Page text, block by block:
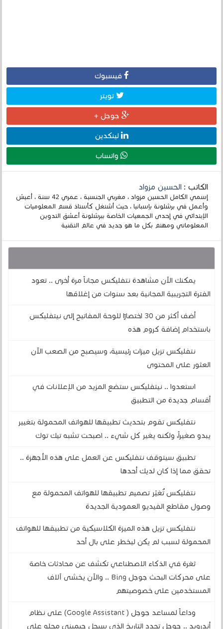
فيسبوك
تويتر
جوجل +
لينكدين
واتساب
الكاتب :الحسين مزواد
إسمي الكامل الحسين مزواد ، مغربي الجنسية ، عمري 42 سنة ، أعيش
وأعمل في برشلونة بإسبانيا ، حيث أشتغل كأستاذ قسم المعلوميات
الإبتدائي في إحدى الجمعيات الخاصة ببرشلونة أعشق التدوين
المعلوماتي ومهتم بكل ما هو جديد في عالم التقنية
يمكنك الآن مشاهدة نتفليكس مجاناً مرة أخرى .. تعود
الفترة التجريبية المجانية بعد سنوات من إغلاقها
أضف أكثر من 30 اختصارًا للوحة المفاتيح إلى نيتفليكس
باستخدام إضافة كروم هذه
نتفليكس تزيل ميزات رئيسية، وسيصبح من الصعب الآن
العثور على المحتوى
استعدوا .. نيتفليكس ستضع المزيد من الإعلانات في
أقسام جديدة من التطبيق
نتفليكس تقوم بتحديث تطبيقها للهواتف المحمولة بتغيير
يبدو صغيراً، ولكنه يغير كل شيء .. اصبحت تشبه تيك توك
تطبيق سيتوقف نتفليكس عن العمل على هذه الأجهزة ..
تحقق مما إذا كان لديك أحدها
نتفليكس تُغيّر تصميم تطبيقها للهواتف المحمولة مع
وصول مقاطع الفيديو العمودية الجديدة
نتفليكس تزيل هذه الميزة الكلاسيكية من تطبيقها للهواتف
المحمولة لسبب لم يكن ليخطر على بال أحد
ثغرة في الذكاء الاصطناعي تكشف عن محادثات خاصة
على محركات البحث جوجل Bing .. والآن يخشى آلاف
المستخدمين على خصوصيتهم
وداعاً لمساعد جوجل ( Google Assistant) على نظام
أندرويد .. جوجل تحدد التاريخ الذي سيحل جيميني محله على